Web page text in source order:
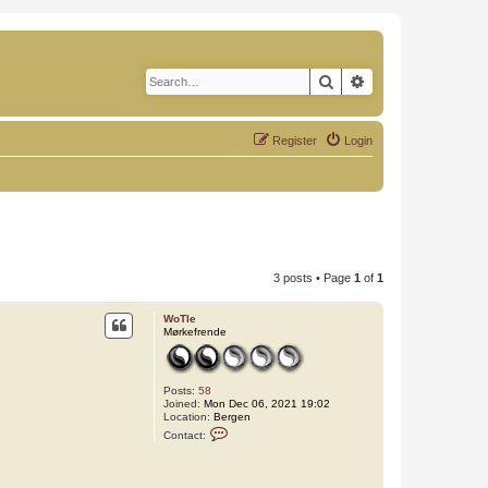
Search
Login
Register
3 posts • Page 1 of 1
WoTle
Mørkefrende
Posts: 58
Joined: Mon Dec 06, 2021 19:02
Location: Bergen
Contact: